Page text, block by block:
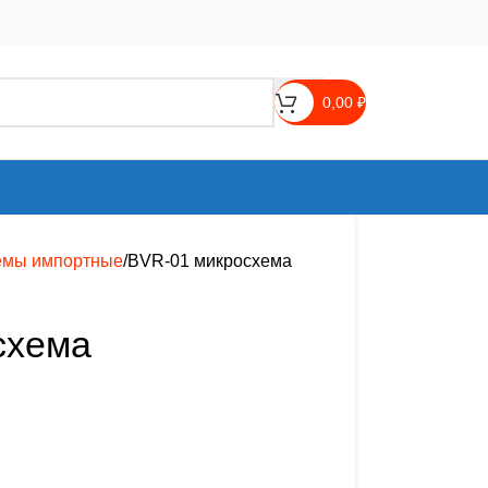
0,00 ₽
импортные BVR-01 микросхема